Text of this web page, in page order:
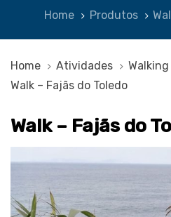
Home Produtos
Home Atividades
Walk – Fajãs do Toledo
Walk – Fajãs do